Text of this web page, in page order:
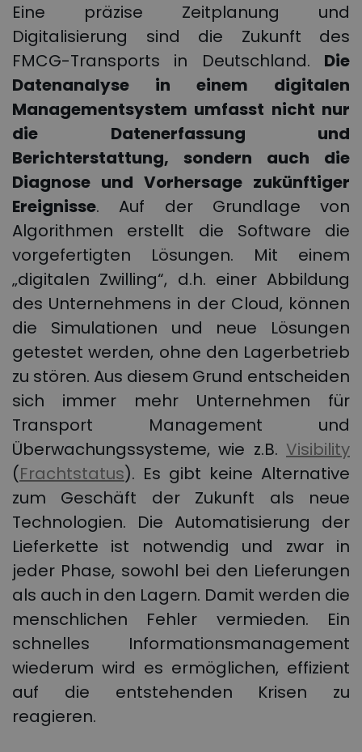
Eine präzise Zeitplanung und
Digitalisierung sind die Zukunft des
FMCG-Transports in Deutschland. Die
Datenanalyse in einem digitalen
Managementsystem umfasst nicht nur
die Datenerfassung und
Berichterstattung, sondern auch die
Diagnose und Vorhersage zukünftiger
Ereignisse. Auf der Grundlage von
Algorithmen erstellt die Software die
vorgefertigten Lösungen. Mit einem
„digitalen Zwilling“, d.h. einer Abbildung
des Unternehmens in der Cloud, können
die Simulationen und neue Lösungen
getestet werden, ohne den Lagerbetrieb
zu stören. Aus diesem Grund entscheiden
sich immer mehr Unternehmen für
Transport Management und
Überwachungssysteme, wie z.B. Visibility
(Frachtstatus). Es gibt keine Alternative
zum Geschäft der Zukunft als neue
Technologien. Die Automatisierung der
Lieferkette ist notwendig und zwar in
jeder Phase, sowohl bei den Lieferungen
als auch in den Lagern. Damit werden die
menschlichen Fehler vermieden. Ein
schnelles Informationsmanagement
wiederum wird es ermöglichen, effizient
auf die entstehenden Krisen zu
reagieren.